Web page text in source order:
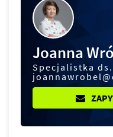
Joanna
Specjalistka